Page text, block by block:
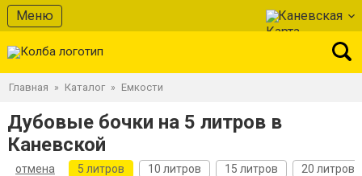
Меню Каневская
Главная » Каталог » Емкости
Дубовые бочки на 5 литров в
Каневской
отмена 5 литров 10 литров 15 литров 20 литров